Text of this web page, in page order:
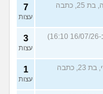
(נהגת לחוצה, בת 25, כתבה
7
עצות
3
עצות
(מירי, בת 23, כתבה
1
עצות